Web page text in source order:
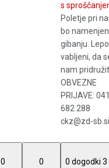
s
Poletje pri
bo
gibanju. Lepo
vabljeni, da
nam
OBVEZNE
PRIJAVE: 041
682 288
ckz@zd-sb.si
0
0
0 dogodki 3